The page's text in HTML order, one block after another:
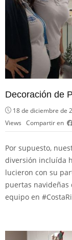
Decoración de
18 de diciembre de
Views Compartir en
Por supuesto,
diversión incluída
lucieron con su
puertas navideñas
equipo en #